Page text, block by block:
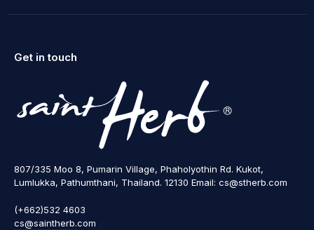
Get in touch
807/335 Moo 8, Pumarin Village, Phaholyothin Rd. Kukot,
Lumlukka, Pathumthani, Thailand. 12130 Email: cs@stherb.com
(+662)532 4603
cs@saintherb.com